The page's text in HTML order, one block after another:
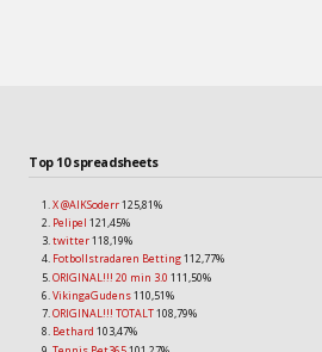
Top 10 spreadsheets
X @AIKSoderr125,81%
Pelipel 121,45%
twitter118,19%
Fotbollstradaren Betting112,77%
ORIGINAL!!! 20 min 3.0 111,50%
VikingaGudens110,51%
ORIGINAL!!! TOTALT108,79%
Bethard 103,47%